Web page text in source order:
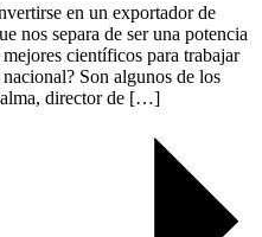
en un exportador de
nos separa de ser una potencia
científicos para trabajar
Son algunos de los
director de […]